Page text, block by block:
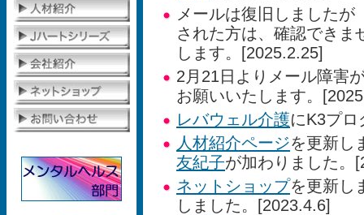
メールは復旧しました
された方は、確認できま
します。[2025.2.25]
2月21日よりメール障害
お願いいたします。
レバウェル介護にK3プ
人材紹介ページを更新し
友紀子が加わりました。
ネットショップを更新し
しました。[2023.4.6]